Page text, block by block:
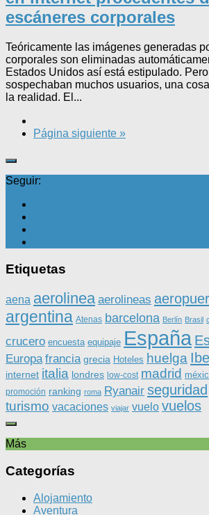
escáneres corporales
Teóricamente las imágenes generadas
corporales son eliminadas
Estados Unidos así está estipulado.
sospechaban muchos usuarios, una
la realidad. El...
Página siguiente »
Seguir:
Etiquetas
aena aerolinea aerolineas
argentina Atenas barcelona Berlín Brasil
crucero encuesta equipaje España
Europa francia grecia Hoteles huelga
internet italia londres low-cost madrid
promoción ranking roma Ryanair seguridad
turismo vacaciones viajar vuelo vuelos
Más
Categorías
Alojamiento
Aventura